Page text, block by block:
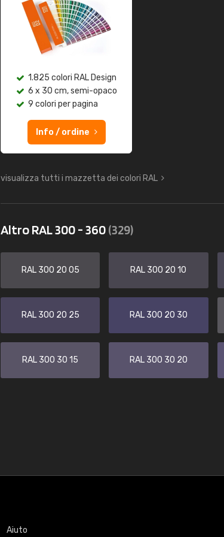
1.825 colori RAL Design
6 x 30 cm, semi-opaco
9 colori per pagina
Info / ordine
visualizza tutti i mazzetta dei colori RAL
Altro RAL 300 - 360(329)
RAL 300 20 05 RAL 300 20 10
RAL 300 20 25 RAL 300 20 30
RAL 300 30 15 RAL 300 30 20
Aiuto